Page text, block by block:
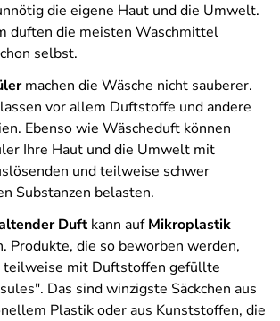
die eigene Haut und die Umwelt.
duften die meisten Waschmittel
selbst.
machen die Wäsche nicht sauberer.
vor allem Duftstoffe und andere
Ebenso wie Wäscheduft können
Ihre Haut und die Umwelt mit
und teilweise schwer
Substanzen belasten.
Duftkann aufMikroplastik
Produkte, die so beworben werden,
mit Duftstoffen gefüllte
Das sind winzigste Säckchen aus
Plastik oder aus Kunststoffen, die